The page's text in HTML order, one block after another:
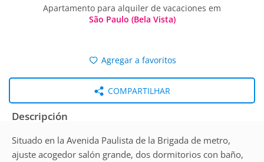
Apartamento para alquiler de vacaciones em
São Paulo (Bela Vista)
Agregar a favoritos
COMPARTILHAR
Descripción
Situado en la Avenida Paulista de la Brigada de metro,
ajuste acogedor salón grande, dos dormitorios con baño,